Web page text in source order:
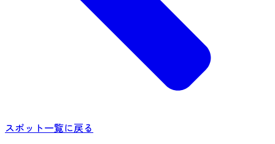
スポット一覧に戻る